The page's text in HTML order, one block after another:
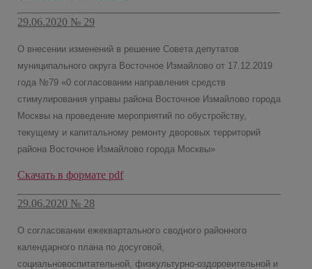
29.06.2020 № 29
О внесении изменений в решение Совета депутатов
муниципального округа Восточное Измайлово от 17.12.2019
года №79 «0 согласовании направления средств
стимулирования управы района Восточное Измайлово города
Москвы на проведение мероприятий по обустройству,
текущему и капитальному ремонту дворовых территорий
района Восточное Измайлово города Москвы»
Скачать в формате pdf
29.06.2020 № 28
О согласовании ежеквартального сводного районного
календарного плана по досуговой,
социальновоспитательной, физкультурно-оздоровительной и